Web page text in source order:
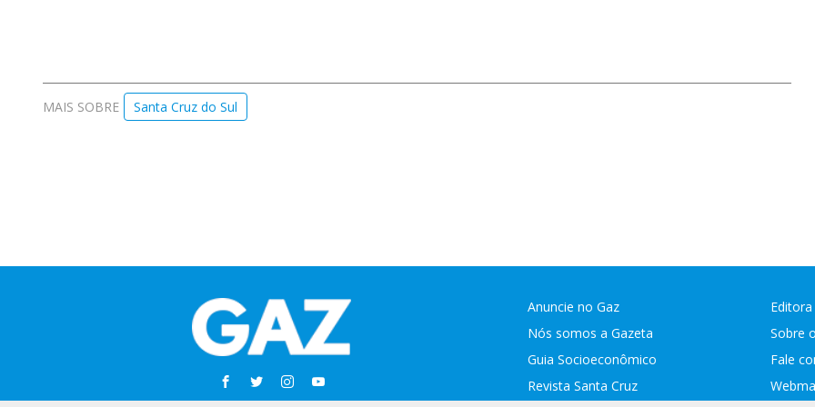
MAIS SOBRE Santa Cruz do Sul
Anuncie no Gaz
Nós somos a Gazeta
Guia Socioeconômico
Revista Santa Cruz
Sobre
Fale